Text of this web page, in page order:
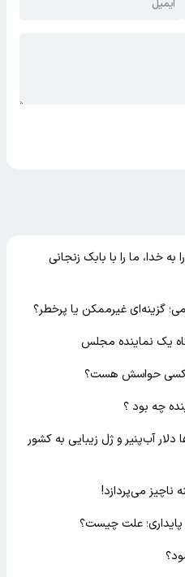
به خدا، ما را با بابک زنجانی
گزینه‌ای غیرممکن یا پرخطر؟
یک نماینده مجلس
چه بود ؟
آب‌پنیر و ژل زیبایی به کشور
ناچیز می‌پردازد!
پایداری؛ علت چیست؟